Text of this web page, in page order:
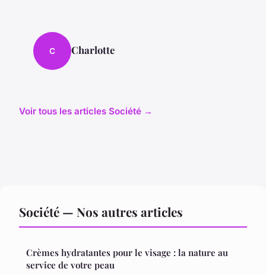
C Charlotte
Voir tous les articles Société →
Société — Nos autres articles
Crèmes hydratantes pour le visage : la nature au
service de votre peau